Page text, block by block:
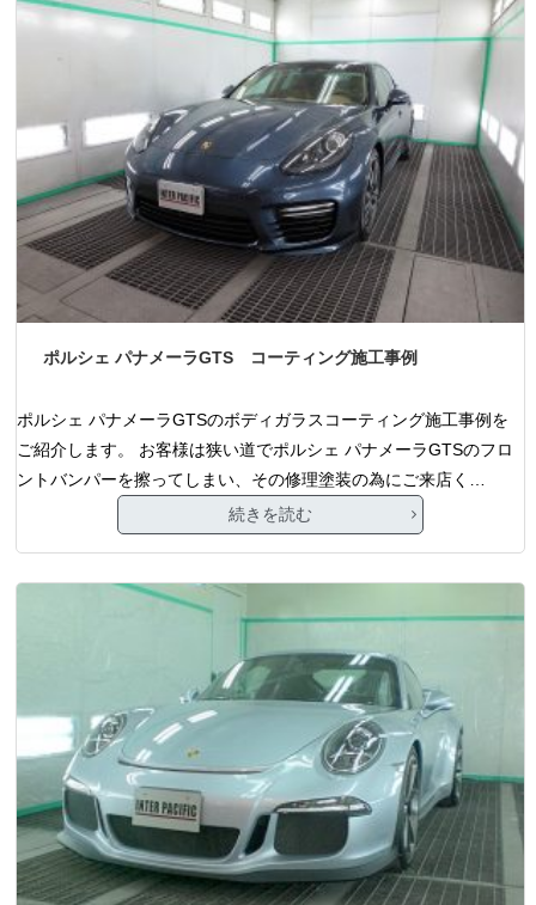
ポルシェ パナメーラGTS コーティング施工事例
ポルシェ パナメーラGTSのボディガラスコーティング施工事例を
ご紹介します。 お客様は狭い道でポルシェ パナメーラGTSのフロ
ントバンパーを擦ってしまい、その修理塗装の為にご来店く…
続きを読む